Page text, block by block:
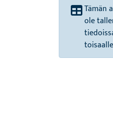
Tämän
ole